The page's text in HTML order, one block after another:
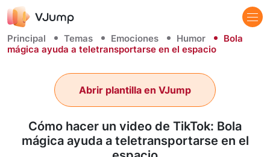
Principal Temas Emociones Humor
Bola
mágica ayuda a teletransportarse en el espacio
Cómo hacer un video de TikTok: Bola
mágica ayuda a teletransportarse en el
Abrir plantilla en VJump